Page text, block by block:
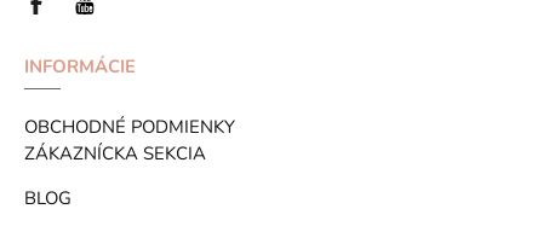
INFORMÁCIE
OBCHODNÉ PODMIENKY
ZÁKAZNÍCKA SEKCIA
BLOG